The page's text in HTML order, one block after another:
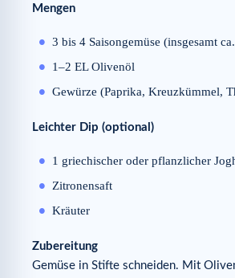
Mengen
3 bis 4 Saisongemüse (insgesamt
1–2 EL Olivenöl
Gewürze (Paprika, Kreuzkümmel,
Leichter Dip (optional)
1 griechischer oder pflanzlicher
Zitronensaft
Kräuter
Zubereitung
Gemüse in Stifte schneiden. Mit